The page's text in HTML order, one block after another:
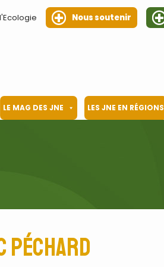
Nous soutenir
LE MAG DES JNE LES JNE EN RÉGIONS
Péchard